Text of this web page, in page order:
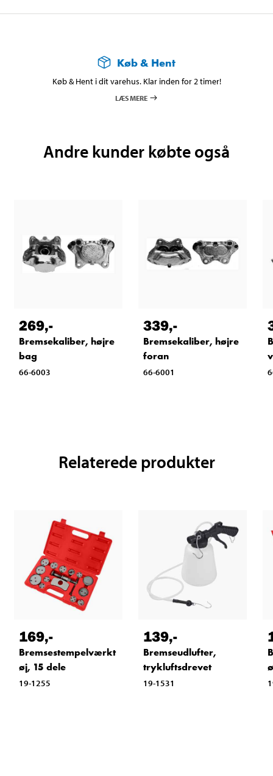
Køb & Hent
Køb & Hent i dit varehus. Klar inden for 2 timer!
LÆS MERE
Andre kunder købte også
269,-
Bremsekaliber, højre
bag
66-6003
339,-
Bremsekaliber, højre
foran
66-6001
Relaterede produkter
169,-
Bremsestempelværkt
øj, 15 dele
19-1255
139,-
Bremseudlufter,
trykluftsdrevet
19-1531